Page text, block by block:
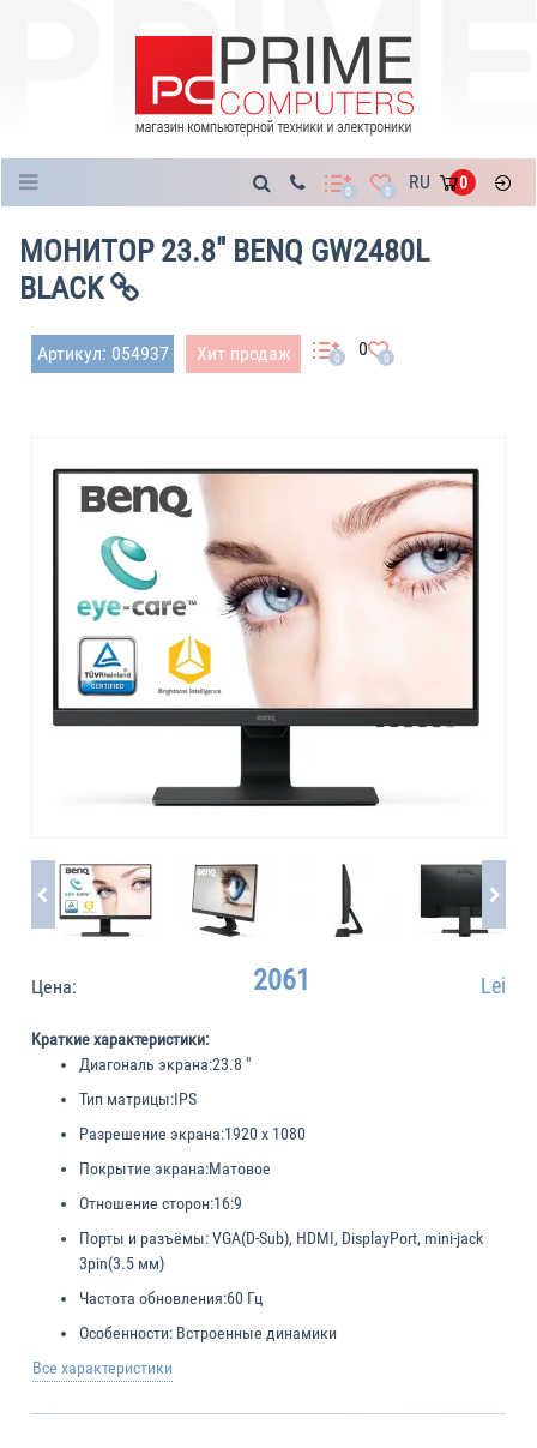
0 0 RU 0
МОНИТОР 23.8" BENQ GW2480L
BLACK
Артикул: 054937 Хит продаж 0 0 0
Цена: 2061 Lei
Краткие характеристики:
Диагональ экрана:23.8 "
Тип матрицы:IPS
Разрешение экрана:1920 x 1080
Покрытие экрана:Матовое
Отношение сторон:16:9
Порты и разъёмы:VGA(D-Sub), HDMI, DisplayPort, mini-jack
3pin(3.5 мм)
Частота обновления:60 Гц
Особенности: Встроенные динамики
Все характеристики